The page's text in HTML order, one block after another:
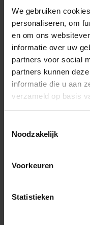
We gebruiken
personaliseren, om
en om ons
informatie over uw
partners voor social
partners kunnen
informatie die u aan
verzameld op basis
Noodzakelijk
Voorkeuren
Statistieken
In